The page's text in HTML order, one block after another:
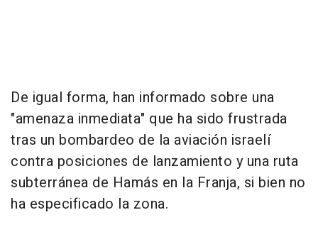
De igual forma, han informado sobre una
"amenaza inmediata" que ha sido frustrada
tras un bombardeo de la aviación israelí
contra posiciones de lanzamiento y una ruta
subterránea de Hamás en la Franja, si bien no
ha especificado la zona.